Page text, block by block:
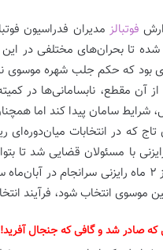
فوتبالز
تا بحران‌های مختلفی در
آن مقطع، نابسامانی‌ها در
شرایط سامان پیدا کند اما
که در انتخابات میان‌دوره‌ای
با مسئولان قضایی شد تا
بعد از 2 ماه رایزنی سرانجام
موسوی انتخاب شود، فرآیند انتخاب سرپرست
صادر شد و گافی که جنجال آفرید!